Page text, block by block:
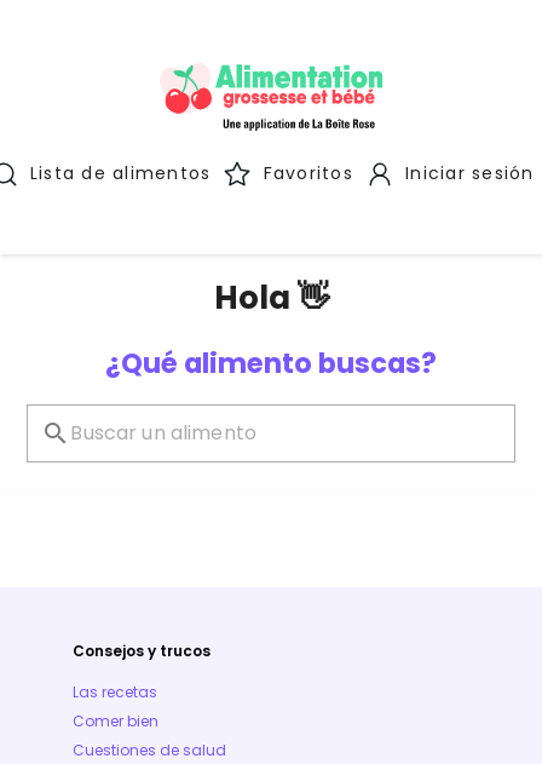
Lista de alimentos Favoritos Iniciar sesión
Hola 👋
¿Qué alimento buscas?
Consejos y trucos
Las recetas
Comer bien
Cuestiones de salud